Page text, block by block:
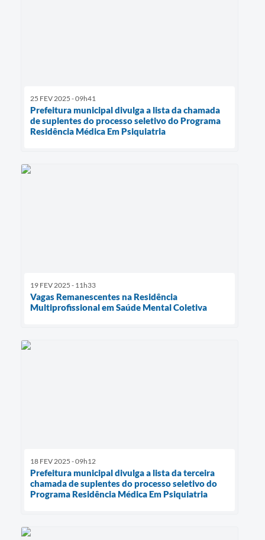
25 FEV 2025 - 09h41
Prefeitura municipal divulga a lista da chamada
de suplentes do processo seletivo do Programa
Residência Médica Em Psiquiatria
19 FEV 2025 - 11h33
Vagas Remanescentes na Residência
Multiprofissional em Saúde Mental Coletiva
18 FEV 2025 - 09h12
Prefeitura municipal divulga a lista da terceira
chamada de suplentes do processo seletivo do
Programa Residência Médica Em Psiquiatria